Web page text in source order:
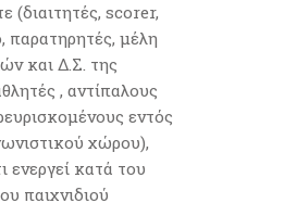
(διαιτητές, scorer,
παρατηρητές, μέλη
και Δ.Σ. της
, αντίπαλους
εντός
χώρου),
ενεργεί κατά του
παιχνιδιού